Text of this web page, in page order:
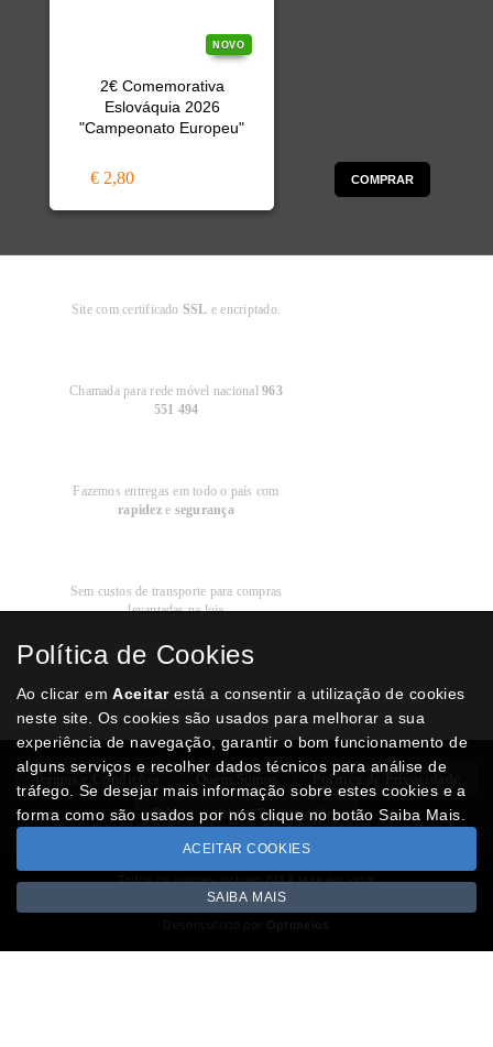
NOVO
2€ Comemorativa
Eslováquia 2026
"Campeonato Europeu"
€ 2,80 COMPRAR
Site com certificado SSL e encriptado.
Chamada para rede móvel nacional963
551 494
Fazemos entregas em todo o país com
rapideze segurança
Sem custos de transporte para compras
levantadas na loja
Modos dePagamento
Multibanco, cartão de crédito, Paypal ou
transferência
Termos e Condições Politica de Privacidade
RAL Livro Reclamações
Todos os valores incluem IVA à taxa em vigor
Copyright © NUMISMATICAJA.com 2026
Política de Cookies
Ao clicar emAceitarestá a consentir a utilização de cookies
neste site. Os cookies são usados para melhorar a sua
experiência de navegação, garantir o bom funcionamento de
alguns serviços e recolher dados técnicos para análise de
tráfego. Se desejar mais informação sobre estes cookies e a
forma como são usados por nós clique no botão Saiba Mais.
ACEITAR COOKIES
SAIBA MAIS